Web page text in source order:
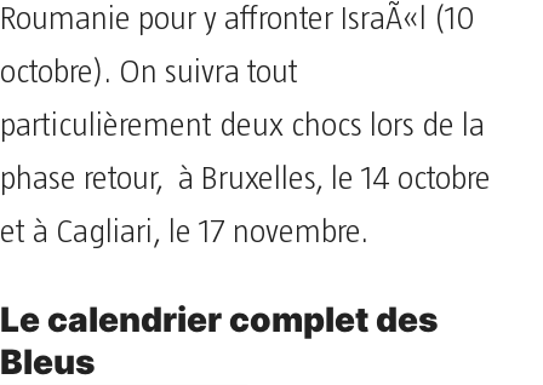
Roumanie pour y affronter IsraÃ«l (10
octobre). On suivra tout
particulièrement deux chocs lors de la
phase retour, à Bruxelles, le 14 octobre
et à Cagliari, le 17 novembre.
Le calendrier complet des
Bleus